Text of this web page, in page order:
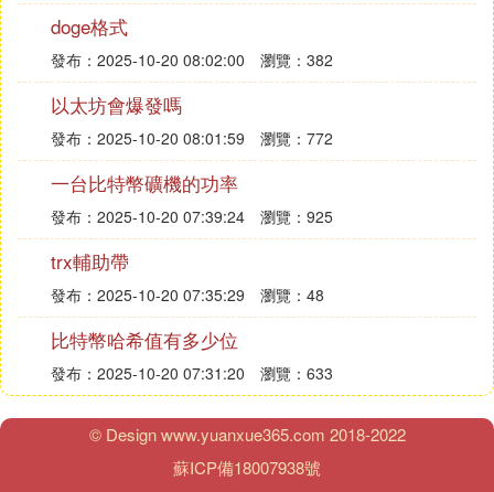
動。然而，投資者需要保持謹慎，密切關注市場動態
和技術指標的變化，以制定合理的投資策略並應對潛
在的風險。
以上分析僅供參考，投資者應結合自己的實際情況和
市場變化做出理性決策。
doge格式
發布：2025-10-20 08:02:00 瀏覽：382
以太坊會爆發嗎
發布：2025-10-20 08:01:59 瀏覽：772
一台比特幣礦機的功率
發布：2025-10-20 07:39:24 瀏覽：925
trx輔助帶
發布：2025-10-20 07:35:29 瀏覽：48
比特幣哈希值有多少位
發布：2025-10-20 07:31:20 瀏覽：633
© Design www.yuanxue365.com 2018-2022
蘇ICP備18007938號